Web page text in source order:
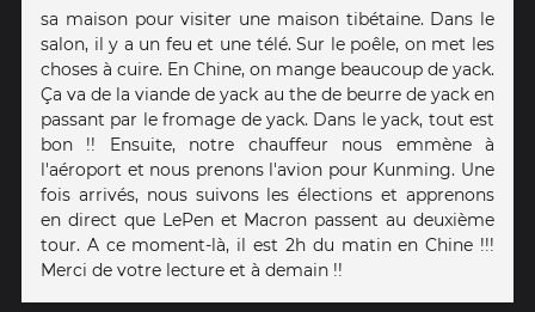
sa maison pour visiter une maison tibétaine. Dans le
salon, il y a un feu et une télé. Sur le poêle, on met les
choses à cuire. En Chine, on mange beaucoup de yack.
Ça va de la viande de yack au the de beurre de yack en
passant par le fromage de yack. Dans le yack, tout est
bon !! Ensuite, notre chauffeur nous emmène à
l'aéroport et nous prenons l'avion pour Kunming. Une
fois arrivés, nous suivons les élections et apprenons
en direct que LePen et Macron passent au deuxième
tour. A ce moment-là, il est 2h du matin en Chine !!!
Merci de votre lecture et à demain !!